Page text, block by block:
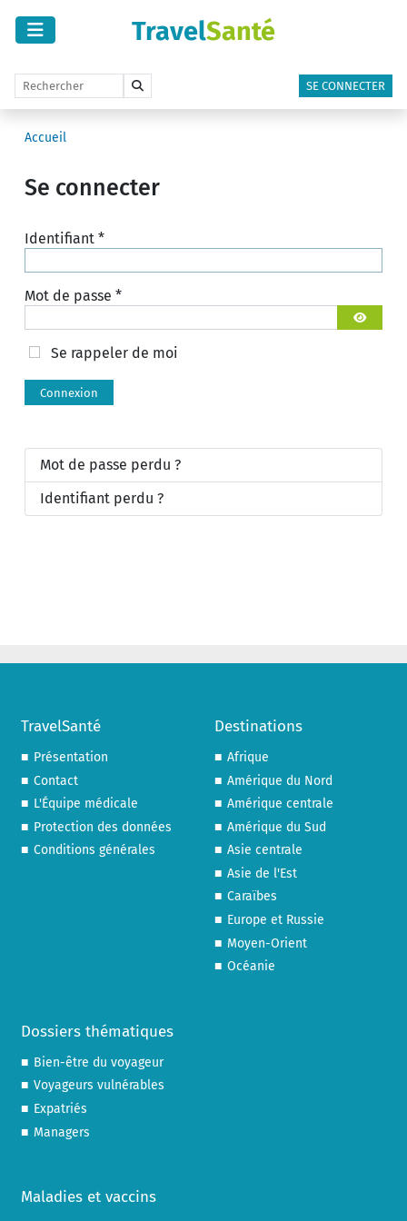
TravelSanté
SE CONNECTER
Accueil
Se connecter
Identifiant *
Mot de passe *
Afficher
Se rappeler de moi
Connexion
Mot de passe perdu ?
Identifiant perdu ?
TravelSanté
Présentation
Contact
L'Équipe médicale
Protection des données
Conditions générales
Destinations
Afrique
Amérique du Nord
Amérique centrale
Amérique du Sud
Asie centrale
Asie de l'Est
Caraïbes
Europe et Russie
Moyen-Orient
Océanie
Dossiers thématiques
Bien-être du voyageur
Voyageurs vulnérables
Expatriés
Managers
Maladies et vaccins